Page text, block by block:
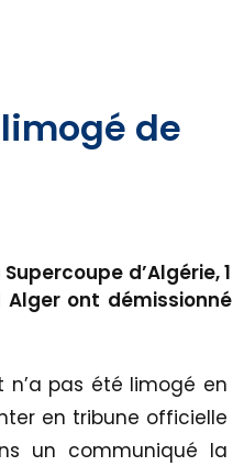
de
d’Algérie, 1
Alger ont démissionné
n’a pas été limogé en
en tribune officielle
un communiqué la